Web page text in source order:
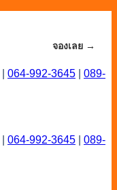
จองเลย →
064-992-3645
089-
064-992-3645
089-